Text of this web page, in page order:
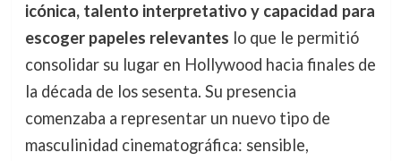
icónica, talento interpretativo y capacidad para
escoger papeles relevantes lo que le permitió
consolidar su lugar en Hollywood hacia finales de
la década de los sesenta. Su presencia
comenzaba a representar un nuevo tipo de
masculinidad cinematográfica: sensible,